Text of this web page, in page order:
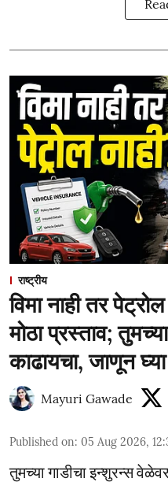
राष्ट्रीय
विमा नाही तर
मोठा प्रस्ताव;
काढायचा, जाणून घ्या
Mayuri Gawade
Published on: 05 Aug 2026,
तुमच्या गाडीचा इन्शुरन्स